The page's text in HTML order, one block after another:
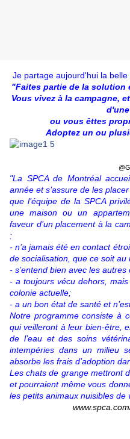
Je partage aujourd'hui la
"Faites partie de la solution
Vous vivez à la campagne,
ou vous êttes
Adoptez un ou
"La SPCA de Montréal
année et s’assure de les
que l’équipe de la SPCA
une maison ou un
faveur d’un placement à la
:
- n’a jamais été en contact
de socialisation, que ce soit au
- s’entend bien avec les autres
- a toujours vécu dehors,
colonie actuelle;
- a un bon état de santé et
Notre programme consiste à
qui veilleront à leur bien-être,
de l’eau et des soins
intempéries dans un milieu
absorbe les frais d’adoption
Les chats de grange mettront
et pourraient même vous
les petits animaux nuisibles de